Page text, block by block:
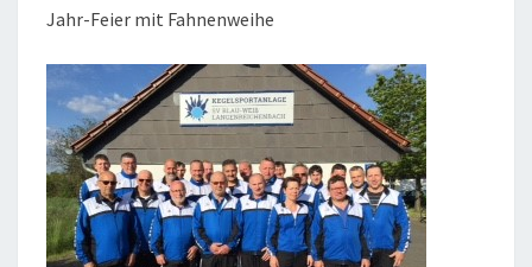
Jahr-Feier mit Fahnenweihe